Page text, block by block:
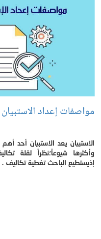
مواصفات إعداد
الاستبيان يعد الاستبيان أحد
وأكثرها شيوعاً؛نظراً لقلة
إذيستطيع الباحث تغطية تكاليف .